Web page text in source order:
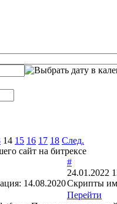
14 15 16 17 18 След.
сайт на битрексе
14.08.2020
#
24.01.2022
Скрипты
Перейти